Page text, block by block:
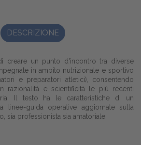
DESCRIZIONE
creare un punto d'incontro tra diverse
in ambito nutrizionale e sportivo
e preparatori atletici), consentendo
razionalità e scientificità le più recenti
Il testo ha le caratteristiche di un
linee-guida operative aggiornate sulla
sia professionista sia amatoriale.